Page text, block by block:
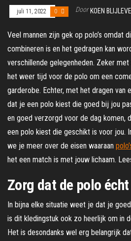
juli 11, 2022 0 Door KOEN
Veel mannen zijn gek op polo’s omdat
combineren is en het gedragen kan
verschillende gelegenheden. Zeker
het weer tijd voor de polo om een
garderobe. Echter, met het dragen van
dat je een polo kiest die goed bij jou
en goed verzorgd voor de dag komen,
een polo kiest die geschikt is voor jou.
we je meer over de eisen waaraan
het een match is met jouw lichaam.
Zorg dat de polo
In bijna elke situatie weet je dat je
is dit kledingstuk ook zo heerlijk om in
Het is desondanks wel erg belangrijk